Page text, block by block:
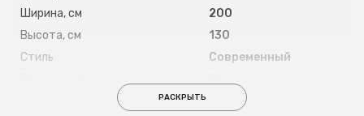
Ширина, см
200
Высота, см
130
Стиль
Современный
Россия
РАСКРЫТЬ